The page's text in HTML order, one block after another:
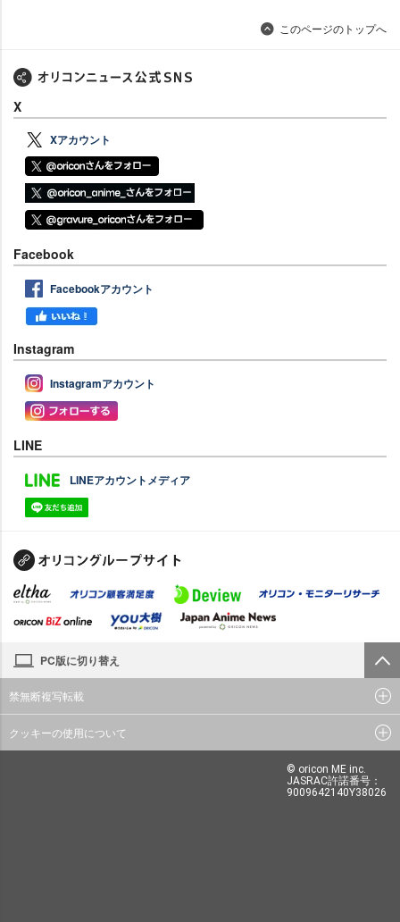
このページのトップへ
X
Xアカウント
Facebook
Facebookアカウント
Instagram
Instagramアカウント
LINE
LINEアカウントメディア
PC版に切り替え
禁無断複写転載
クッキーの使用について
© oricon ME inc.
JASRAC許諾番号：
9009642140Y38026